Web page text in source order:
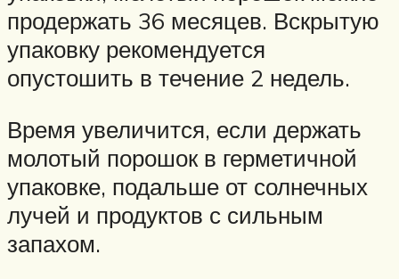
продержать 36 месяцев. Вскрытую
упаковку рекомендуется
опустошить в течение 2 недель.
Время увеличится, если держать
молотый порошок в герметичной
упаковке, подальше от солнечных
лучей и продуктов с сильным
запахом.